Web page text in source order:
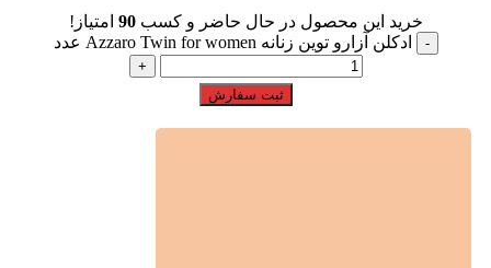
خرید این محصول در حال حاضر و کسب90 امتیاز!
ادکلن آزارو توین زنانه Azzaro Twin for women عدد
ثبت سفارش